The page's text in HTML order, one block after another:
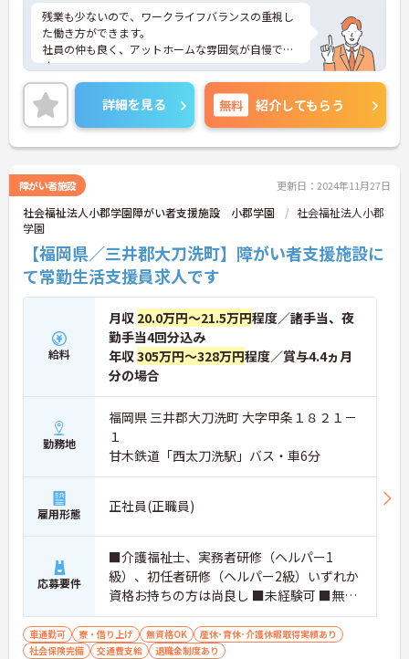
残業も少ないので、ワークライフバランスの重視し
た働き方ができます。
社員の仲も良く、アットホームな雰囲気が自慢で
す。
ご興味ある方には、面接対策ポイントなど、詳細を
お話しいたしますのでお気軽にご相談ください。
詳細を見る 無料 紹介してもらう
障がい者施設 更新日：2024年11月27日
社会福祉法人小郡学園障がい者支援施設 小郡学園
社会福祉法人小郡
学園
【福岡県／三井郡大刀洗町】障がい者支援施設に
て常勤生活支援員求人です
給料
月収 20.0万円～21.5万円程度／諸手当、夜
勤手当4回分込み
年収305万円～328万円程度／賞与4.4ヵ月
分の場合
勤務地
福岡県 三井郡大刀洗町 大字甲条１８２１－
１
甘木鉄道「西太刀洗駅」バス・車6分
雇用形態 正社員(正職員)
応募要件
■介護福祉士、実務者研修（ヘルパー1
級）、初任者研修（ヘルパー2級）いずれか
資格お持ちの方は尚良し ■未経験可 ■無資
格者可
車通勤可 寮・借り上げ 無資格OK
産休･育休･介護休暇取得実績あり
社会保険完備
交通費支給 退職金制度あり